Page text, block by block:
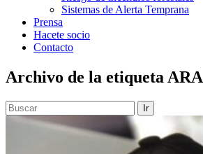
Sistemas de Alerta Temprana
Prensa
Hacete socio
Contacto
Archivo de la etiqueta ARA
Ir